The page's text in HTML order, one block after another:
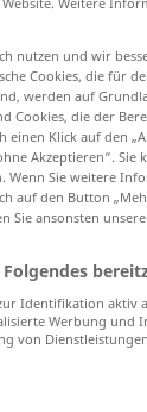
… sollen...
nutzen und wir
Cookies, die für
werden auf
Cookies, die der
einen Klick auf den
Akzeptieren“.
Sie weitere
auf den Button
Sie ansonsten
Identifikation aktiv
Werbung und
von